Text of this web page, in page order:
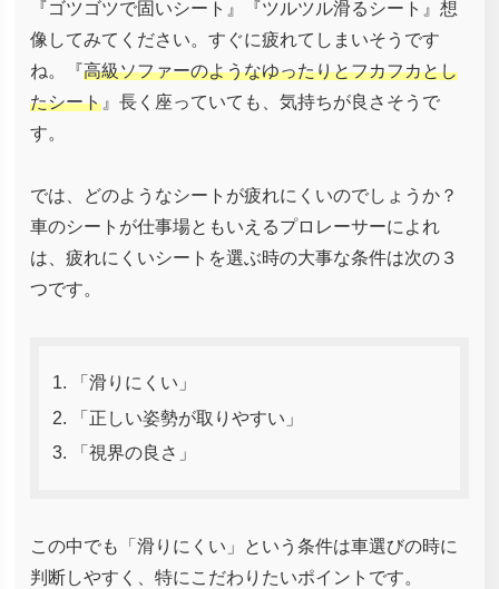
『ゴツゴツで固いシート』『ツルツル滑るシート』想
像してみてください。すぐに疲れてしまいそうです
ね。『高級ソファーのようなゆったりとフカフカとし
たシート』長く座っていても、気持ちが良さそうで
す。
では、どのようなシートが疲れにくいのでしょうか？
車のシートが仕事場ともいえるプロレーサーによれ
は、疲れにくいシートを選ぶ時の大事な条件は次の３
つです。
「滑りにくい」
「正しい姿勢が取りやすい」
「視界の良さ」
この中でも「滑りにくい」という条件は車選びの時に
判断しやすく、特にこだわりたいポイントです。